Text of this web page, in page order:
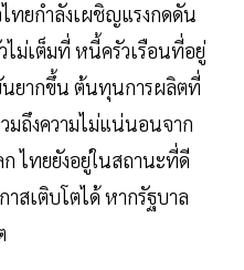
ไทยกำลังเผชิญแรงกดดัน
ม่เต็มที่ หนี้ครัวเรือนที่อยู่
นยากขึ้น ต้นทุนการผลิตที่
มถึงความไม่แน่นอนจาก
ไทยยังอยู่ในสถานะที่ดี
าสเติบโตได้ หากรัฐบาล